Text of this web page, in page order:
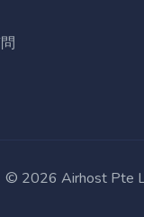
© 2026 Airhost Pte